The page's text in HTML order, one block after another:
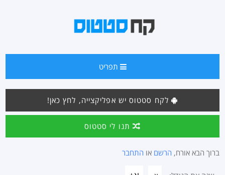
תפריט
לקח סטטוס יש אפליקצייה, לחץ כאן!
תנו לי סטטוס
ברוך הבא אורח, הרשם או התחבר